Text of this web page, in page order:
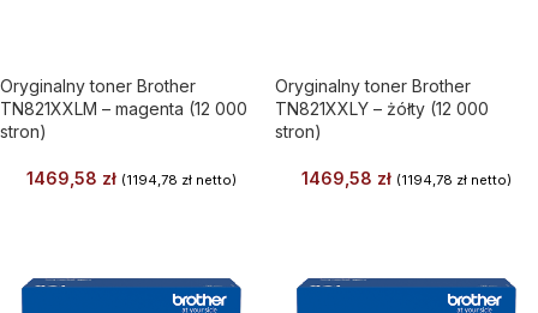
Oryginalny toner Brother
TN821XXLM – magenta (12 000
stron)
1469,58 zł (1194,78 zł netto)
Oryginalny toner Brother
TN821XXLY – żółty (12 000
stron)
1469,58 zł (1194,78 zł netto)